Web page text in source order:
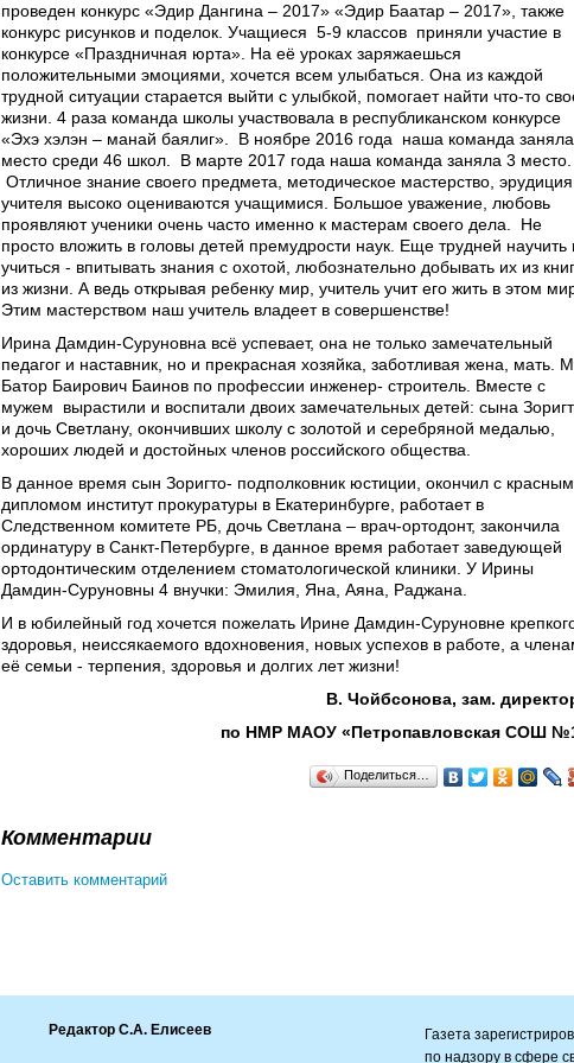
проведен конкурс «Эдир Дангина – 2017» «Эдир Баатар – 2017», также
конкурс рисунков и поделок. Учащиеся 5-9 классов приняли участие в
конкурсе «Праздничная юрта». На её уроках заряжаешься
положительными эмоциями, хочется всем улыбаться. Она из каждой
трудной ситуации старается выйти с улыбкой, помогает найти что-то
жизни. 4 раза команда школы участвовала в республиканском конкурсе
«Эхэ хэлэн – манай баялиг». В ноябре 2016 года наша команда
место среди 46 школ. В марте 2017 года наша команда заняла 3 место.
Отличное знание своего предмета, методическое мастерство, эрудиция
учителя высоко оцениваются учащимися. Большое уважение, любовь
проявляют ученики очень часто именно к мастерам своего дела. Не
просто вложить в головы детей премудрости наук. Еще трудней научить
учиться - впитывать знания с охотой, любознательно добывать их из
из жизни. А ведь открывая ребенку мир, учитель учит его жить в этом
Этим мастерством наш учитель владеет в совершенстве!
Ирина Дамдин-Суруновна всё успевает, она не только замечательный
педагог и наставник, но и прекрасная хозяйка, заботливая жена, мать.
Батор Баирович Баинов по профессии инженер- строитель. Вместе с
мужем вырастили и воспитали двоих замечательных детей: сына
и дочь Светлану, окончивших школу с золотой и серебряной медалью,
хороших людей и достойных членов российского общества.
В данное время сын Зоригто- подполковник юстиции, окончил с красным
дипломом институт прокуратуры в Екатеринбурге, работает в
Следственном комитете РБ, дочь Светлана – врач-ортодонт, закончила
ординатуру в Санкт-Петербурге, в данное время работает заведующей
ортодонтическим отделением стоматологической клиники. У Ирины
Дамдин-Суруновны 4 внучки: Эмилия, Яна, Аяна, Раджана.
И в юбилейный год хочется пожелать Ирине Дамдин-Суруновне
здоровья, неиссякаемого вдохновения, новых успехов в работе, а
её семьи - терпения, здоровья и долгих лет жизни!
В. Чойбсонова, зам.
по НМР МАОУ «Петропавловская СОШ
Поделиться…
Комментарии
Оставить комментарий
Редактор С.А. Елисеев
Газета
по надзору в сфере